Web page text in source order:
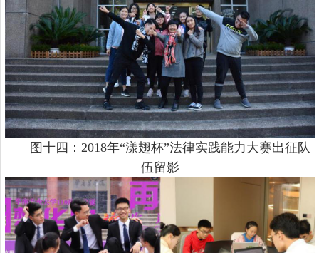
图十四： 2018年“漾翅杯”法律实践能力大赛出征队
伍留影